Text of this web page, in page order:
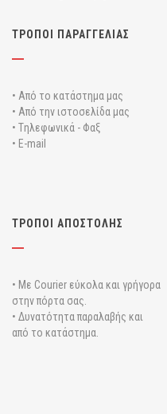
ΤΡΟΠΟΙ ΠΑΡΑΓΓΕΛΙΑΣ
• Από το κατάστημα μας
• Από την ιστοσελίδα μας
• Tηλεφωνικά - Φαξ
• E-mail
ΤΡΟΠΟΙ ΑΠΟΣΤΟΛΗΣ
• Με Courier εύκολα και γρήγορα
στην πόρτα σας.
• Δυνατότητα παραλαβής και
από το κατάστημα.